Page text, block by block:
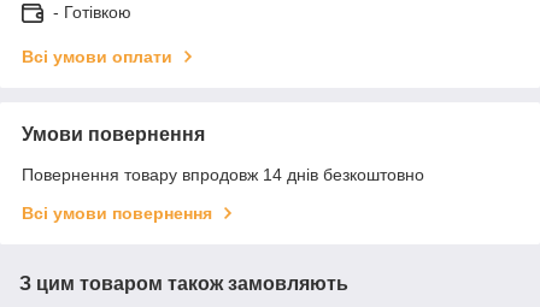
- Готівкою
Всі умови оплати
Умови повернення
Повернення товару впродовж 14 днів безкоштовно
Всі умови повернення
З цим товаром також замовляють